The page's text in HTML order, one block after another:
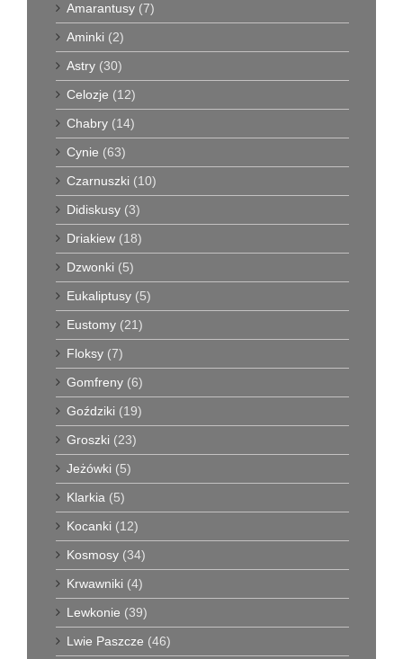
Amarantusy (7)
Aminki (2)
Astry (30)
Celozje (12)
Chabry (14)
Cynie (63)
Czarnuszki (10)
Didiskusy (3)
Driakiew (18)
Dzwonki (5)
Eukaliptusy (5)
Eustomy (21)
Floksy (7)
Gomfreny (6)
Goździki (19)
Groszki (23)
Jeżówki (5)
Klarkia (5)
Kocanki (12)
Kosmosy (34)
Krwawniki (4)
Lewkonie (39)
Lwie Paszcze (46)